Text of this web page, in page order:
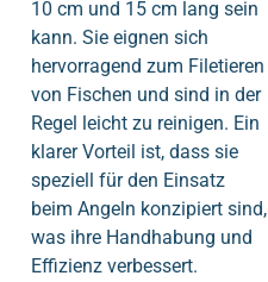
10 cm und 15 cm lang sein
kann. Sie eignen sich
hervorragend zum Filetieren
von Fischen und sind in der
Regel leicht zu reinigen. Ein
klarer Vorteil ist, dass sie
speziell für den Einsatz
beim Angeln konzipiert sind,
was ihre Handhabung und
Effizienz verbessert.